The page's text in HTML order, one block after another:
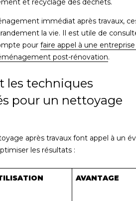
et recyclage des déchets.
immédiat après travaux,
la vie. Il est utile de
pour faire appel à une
post-rénovation.
les techniques
pour un nettoyage
après travaux font appel à un
les résultats :
AVANTAGE